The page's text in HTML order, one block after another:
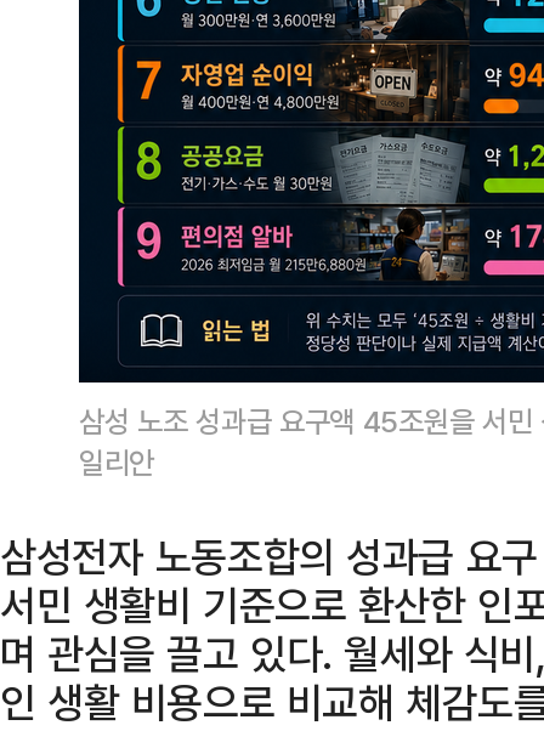
삼성 노조 성과급 요구액 45조원을 서
일리안
삼성전자 노동조합의 성과급 요
서민 생활비 기준으로 환산한 인
며 관심을 끌고 있다. 월세와 식
인 생활 비용으로 비교해 체감도